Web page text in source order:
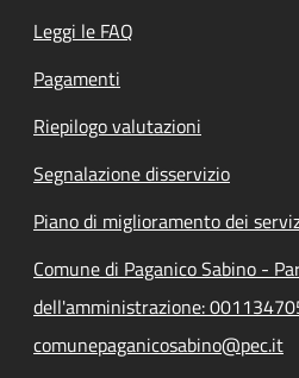
Leggi le FAQ
Pagamenti
Riepilogo valutazioni
Segnalazione disservizio
Piano di miglioramento dei
Comune di Paganico Sabino -
dell'amministrazione:
comunepaganicosabino@pec.it